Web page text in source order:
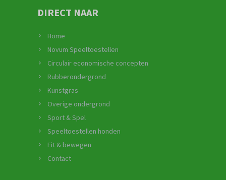
DIRECT NAAR
Home
Novum Speeltoestellen
Circulair economische concepten
Rubberondergrond
Kunstgras
Overige ondergrond
Sport & Spel
Speeltoestellen honden
Fit & bewegen
Contact